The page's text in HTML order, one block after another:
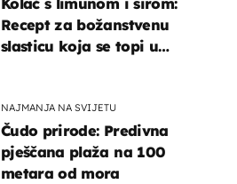
Kolač s limunom i sirom:
Recept za božanstvenu
slasticu koja se topi u
NAJMANJA NA SVIJETU
Čudo prirode: Predivna
pješčana plaža na 100
metara od mora